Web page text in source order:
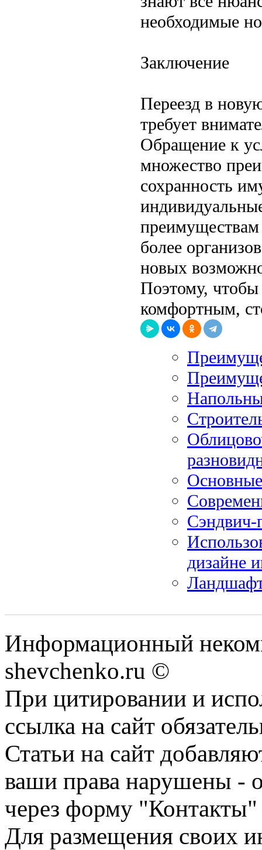
необходимые
Заключение
Переезд в
требует
Обращение к
множество
сохранность
преимуществам
более
новых
Поэтому, чтобы
комфортным,
Сэндвич-
дизайне
Информационный
shevchenko.ru ©
При цитировании и
ссылка на сайт
Статьи на сайт
ваши права нарушены -
через форму "Контакты"
Для размещения своих